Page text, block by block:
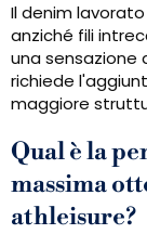
Il denim
anziché fili
una sensazione
richiede
maggiore
Qual è la
massima
athleisure?